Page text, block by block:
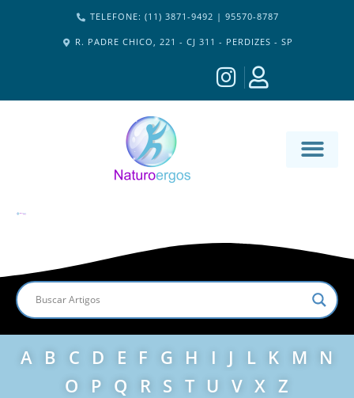
TELEFONE: (11) 3871-9492 | 95570-8787
R. PADRE CHICO, 221 - CJ 311 - PERDIZES - SP
A B C D E F G H I J L K M N
O
P Q R S T U V X Z